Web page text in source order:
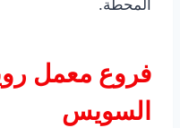
المحطة.
فروع معمل
السويس